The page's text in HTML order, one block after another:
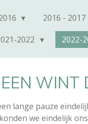
2016 - 2017
2022
2022-
WINT
lange pauze
we eindelijk